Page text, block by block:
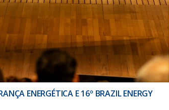
ENERGÉTICA E 16º BRAZIL ENERGY